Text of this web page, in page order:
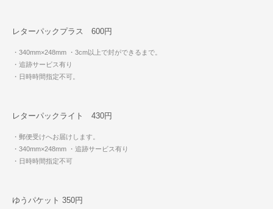
レターパックプラス 600円
・340mm×248mm ・3cm以上で封ができるまで。
・追跡サービス有り
・日時時間指定不可。
レターパックライト 430円
・郵便受けへお届けします。
・340mm×248mm ・追跡サービス有り
・日時時間指定不可
ゆうパケット 350円